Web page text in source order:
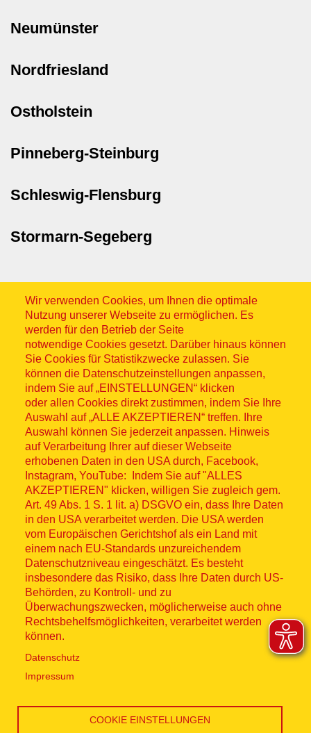
Neumünster
Nordfriesland
Ostholstein
Pinneberg-Steinburg
Schleswig-Flensburg
Stormarn-Segeberg
Wir verwenden Cookies, um Ihnen die optimale
Nutzung unserer Webseite zu ermöglichen. Es
werden für den Betrieb der Seite
notwendige Cookies gesetzt. Darüber hinaus können
Sie Cookies für Statistikzwecke zulassen. Sie
können die Datenschutzeinstellungen anpassen,
indem Sie auf „EINSTELLUNGEN“ klicken
oder allen Cookies direkt zustimmen, indem Sie Ihre
Auswahl auf „ALLE AKZEPTIEREN“ treffen. Ihre
Auswahl können Sie jederzeit anpassen. Hinweis
auf Verarbeitung Ihrer auf dieser Webseite
erhobenen Daten in den USA durch, Facebook,
Instagram, YouTube: Indem Sie auf "ALLES
AKZEPTIEREN" klicken, willigen Sie zugleich gem.
Art. 49 Abs. 1 S. 1 lit. a) DSGVO ein, dass Ihre Daten
in den USA verarbeitet werden. Die USA werden
vom Europäischen Gerichtshof als ein Land mit
einem nach EU-Standards unzureichendem
Datenschutzniveau eingeschätzt. Es besteht
insbesondere das Risiko, dass Ihre Daten durch US-
Behörden, zu Kontroll- und zu
Überwachungszwecken, möglicherweise auch ohne
Rechtsbehelfsmöglichkeiten, verarbeitet werden
können.
Datenschutz
Impressum
COOKIE EINSTELLUNGEN
Sitemap
© ASB 2026
Fußzeilenmenü
Impressum
Datenschutz
Kontakt
Hinweisgebersystem
Lieferkette
Widerruf
Social Media